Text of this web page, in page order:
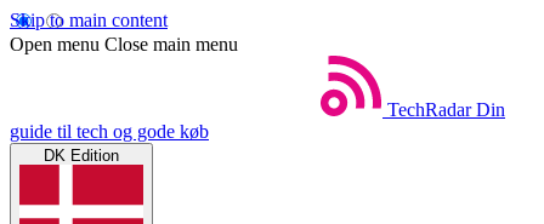
Skip to main content
Open menu Close main menu
TechRadar Din
guide til tech og gode køb
DK Edition